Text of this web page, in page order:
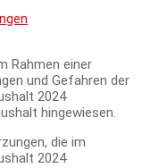
Rahmen einer
und Gefahren der
2024
hingewiesen.
die im
2024